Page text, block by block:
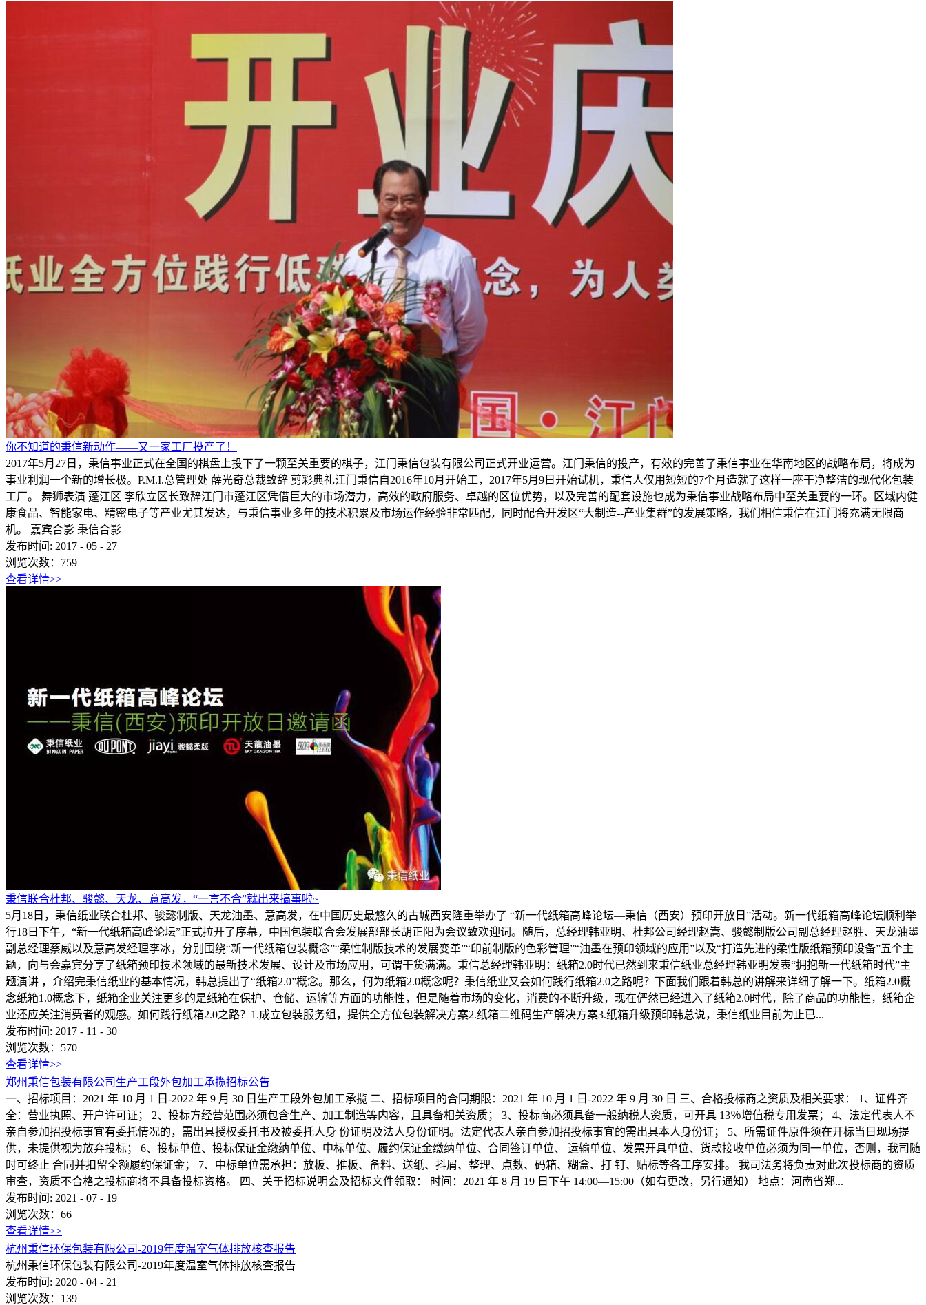
你不知道的秉信新动作——又一家工厂投产了！
2017年5月27日，秉信事业正式在全国的棋盘上投下了一颗至关重要的棋子，江门秉信包装有限公司正式开业运营。江门秉信的投产，有效的完善了秉信事业在华南地区的战略布局，将成为
事业利润一个新的增长极。P.M.I.总管理处 薛光奇总裁致辞 剪彩典礼江门秉信自2016年10月开始工，2017年5月9日开始试机，秉信人仅用短短的7个月造就了这样一座干净整洁的现代化包装
工厂。 舞狮表演 蓬江区 李欣立区长致辞江门市蓬江区凭借巨大的市场潜力，高效的政府服务、卓越的区位优势，以及完善的配套设施也成为秉信事业战略布局中至关重要的一环。区域内健
康食品、智能家电、精密电子等产业尤其发达，与秉信事业多年的技术积累及市场运作经验非常匹配，同时配合开发区“大制造--产业集群”的发展策略，我们相信秉信在江门将充满无限商
机。 嘉宾合影 秉信合影
发布时间: 2017 - 05 - 27
浏览次数： 759
查看详情>>
秉信联合杜邦、骏懿、天龙、意高发，“一言不合”就出来搞事啦~
5月18日，秉信纸业联合杜邦、骏懿制版、天龙油墨、意高发，在中国历史最悠久的古城西安隆重举办了 “新一代纸箱高峰论坛—秉信（西安）预印开放日”活动。新一代纸箱高峰论坛顺利举
行18日下午，“新一代纸箱高峰论坛”正式拉开了序幕，中国包装联合会发展部部长胡正阳为会议致欢迎词。随后，总经理韩亚明、杜邦公司经理赵嵩、骏懿制版公司副总经理赵胜、天龙油墨
副总经理蔡威以及意高发经理李冰，分别围绕“新一代纸箱包装概念”“柔性制版技术的发展变革”“印前制版的色彩管理”“油墨在预印领域的应用”以及“打造先进的柔性版纸箱预印设备”五个主
题，向与会嘉宾分享了纸箱预印技术领域的最新技术发展、设计及市场应用，可谓干货满满。秉信总经理韩亚明：纸箱2.0时代已然到来秉信纸业总经理韩亚明发表“拥抱新一代纸箱时代”主
题演讲 ，介绍完秉信纸业的基本情况，韩总提出了“纸箱2.0”概念。那么，何为纸箱2.0概念呢？秉信纸业又会如何践行纸箱2.0之路呢？下面我们跟着韩总的讲解来详细了解一下。纸箱2.0概
念纸箱1.0概念下，纸箱企业关注更多的是纸箱在保护、仓储、运输等方面的功能性，但是随着市场的变化，消费的不断升级，现在俨然已经进入了纸箱2.0时代，除了商品的功能性，纸箱企
业还应关注消费者的观感。如何践行纸箱2.0之路？1.成立包装服务组，提供全方位包装解决方案2.纸箱二维码生产解决方案3.纸箱升级预印韩总说，秉信纸业目前为止已...
发布时间: 2017 - 11 - 30
浏览次数： 570
查看详情>>
郑州秉信包装有限公司生产工段外包加工承揽招标公告
一、招标项目：2021 年 10 月 1 日-2022 年 9 月 30 日生产工段外包加工承揽 二、招标项目的合同期限：2021 年 10 月 1 日-2022 年 9 月 30 日 三、合格投标商之资质及相关要求： 1、证件齐
全：营业执照、开户许可证； 2、投标方经营范围必须包含生产、加工制造等内容，且具备相关资质； 3、投标商必须具备一般纳税人资质，可开具 13％增值税专用发票； 4、法定代表人不
亲自参加招投标事宜有委托情况的，需出具授权委托书及被委托人身 份证明及法人身份证明。法定代表人亲自参加招投标事宜的需出具本人身份证； 5、所需证件原件须在开标当日现场提
供，未提供视为放弃投标； 6、投标单位、投标保证金缴纳单位、中标单位、履约保证金缴纳单位、合同签订单位、 运输单位、发票开具单位、货款接收单位必须为同一单位，否则，我司随
时可终止 合同并扣留全额履约保证金； 7、中标单位需承担：放板、推板、备料、送纸、抖屑、整理、点数、码箱、糊盒、打 钉、贴标等各工序安排。 我司法务将负责对此次投标商的资质
审查，资质不合格之投标商将不具备投标资格。 四、关于招标说明会及招标文件领取： 时间：2021 年 8 月 19 日下午 14:00—15:00（如有更改，另行通知） 地点：河南省郑...
发布时间: 2021 - 07 - 19
浏览次数： 66
查看详情>>
杭州秉信环保包装有限公司-2019年度温室气体排放核查报告
杭州秉信环保包装有限公司-2019年度温室气体排放核查报告
发布时间: 2020 - 04 - 21
浏览次数： 139